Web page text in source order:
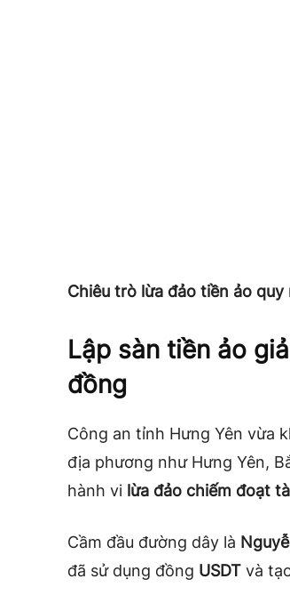
Chiêu trò lừa đảo tiền ảo
Lập sàn tiền ảo
đồng
Công an tỉnh Hưng Yên vừa
địa phương như Hưng Yên,
hành vi lừa đảo chiếm đoạt
Cầm đầu đường dây là
đã sử dụng đồng USDT và